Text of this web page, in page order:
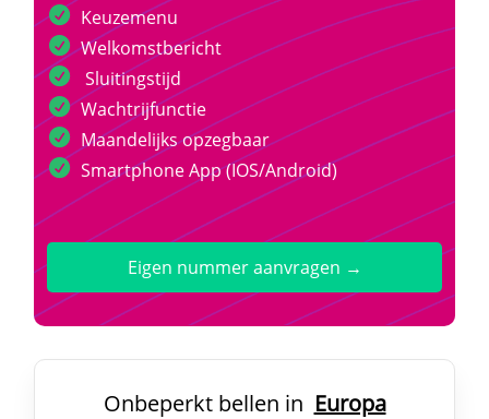
Keuzemenu
Welkomstbericht
Sluitingstijd
Wachtrijfunctie
Maandelijks opzegbaar
Smartphone App (IOS/Android)
Eigen nummer aanvragen →
Onbeperkt bellen in Europa